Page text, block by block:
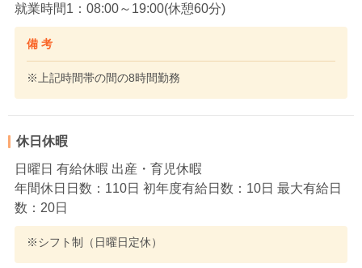
就業時間1：08:00～19:00(休憩60分)
備 考
※上記時間帯の間の8時間勤務
休日休暇
日曜日 有給休暇 出産・育児休暇
年間休日日数：110日 初年度有給日数：10日 最大有給日
数：20日
※シフト制（日曜日定休）